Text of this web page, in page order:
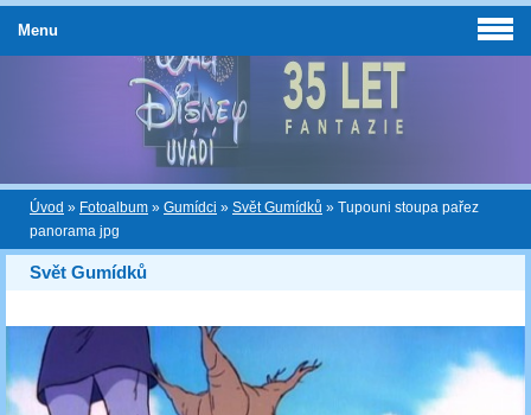
Úvod » Fotoalbum » Gumídci » Svět Gumídků » Tupouni stoupa pařez
panorama jpg
Svět Gumídků
Menu